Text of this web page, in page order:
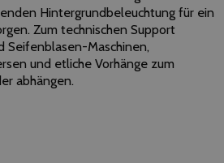
Hintergrundbeleuchtung für ein
Zum technischen Support
Seifenblasen-Maschinen,
und etliche Vorhänge zum
abhängen.